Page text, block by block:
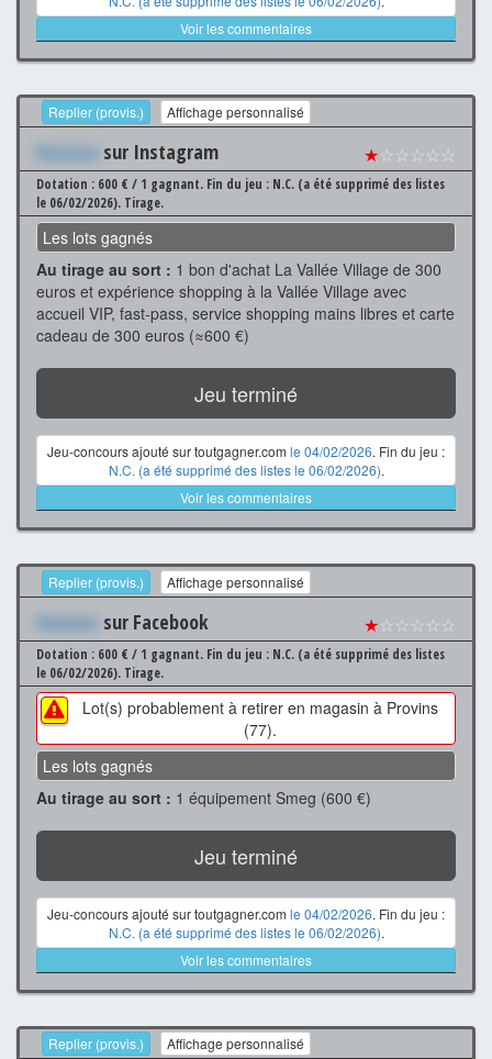
Voir les commentaires
Replier (provis.) Affichage personnalisé
Xxxxxxx sur Instagram ★☆☆☆☆☆
Dotation : 600 € / 1 gagnant. Fin du jeu : N.C. (a été supprimé des listes
le 06/02/2026). Tirage.
Les lots gagnés
Au tirage au sort : 1 bon d'achat La Vallée Village de 300
euros et expérience shopping à la Vallée Village avec
accueil VIP, fast-pass, service shopping mains libres et carte
cadeau de 300 euros (≈600 €)
Jeu terminé
Jeu-concours ajouté sur toutgagner.com le 04/02/2026. Fin du jeu :
N.C. (a été supprimé des listes le 06/02/2026).
Voir les commentaires
Replier (provis.) Affichage personnalisé
Xxxxxxx sur Facebook ★☆☆☆☆☆
Dotation : 600 € / 1 gagnant. Fin du jeu : N.C. (a été supprimé des listes
le 06/02/2026). Tirage.
Lot(s) probablement à retirer en magasin à Provins
(77).
Les lots gagnés
Au tirage au sort : 1 équipement Smeg (600 €)
Jeu terminé
Jeu-concours ajouté sur toutgagner.com le 04/02/2026. Fin du jeu :
N.C. (a été supprimé des listes le 06/02/2026).
Voir les commentaires
Replier (provis.) Affichage personnalisé